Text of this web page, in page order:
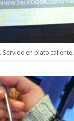
Servido en plato caliente.